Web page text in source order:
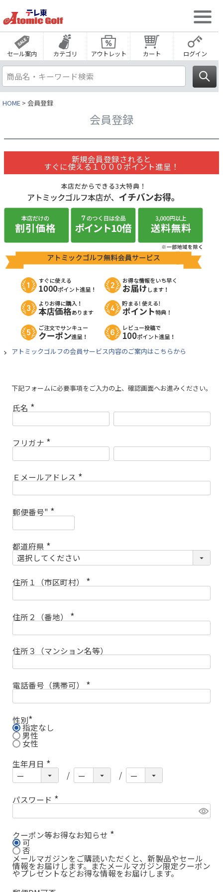
セール案内 カテゴリ アウトレット カート ログイン
HOME 会員登録
会員登録
新規会員登録されると
すぐに使える１０００ポイント進呈！
アトミックゴルフの会員サービス内容のご案内はこちらから
下記フォームに必要事項をご入力の上、確認画面へお進みください。
氏名
(
必
)
フリガナ
(
必
)
Ｅメールアドレス
(
必
郵便番号"
(
必
都道府県
(
必
)
住所１（市区町村）
(
必
住所２（番地）
(
必
)
住所３（マンション名等）
電話番号（携帯可）
(
必
性別
(
必
須
)
指定なし
男性
女性
生年月日
(
必
)
パスワード
(
)
クーポン等お得なお知らせ
須
)
可
否
メールマガジンをご購読いただくと、新製品やセール
情報をお届けします。またメールマガジン限定クーポン
やプレゼントなどお得な情報をお届けします。